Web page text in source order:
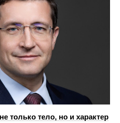
только тело, но и характер